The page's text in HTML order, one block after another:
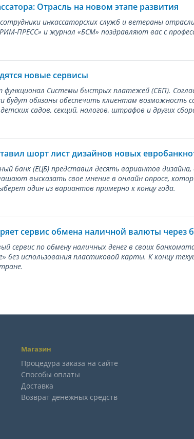
Отрасль на новом этапе развития
инкассаторских служб и ветераны
ПРЕСС» и журнал «БСМ» поздравляют вас с
новые сервисы
функционал Системы быстрых платежей (СБП).
будут обязаны обеспечить клиентам возможность
садов, секций, налогов, штрафов и других
шорт лист дизайнов новых
банк (ЕЦБ) представил десять вариантов
высказать свое мнение в онлайн опросе,
один из вариантов примерно к концу года.
сервис обмена наличной валюты через
сервис по обмену наличных денег в своих
без использования пластиковой карты. К концу
Магазин
Процедура заказа на сайте
Способы оплаты
Доставка
Возврат денежных средств